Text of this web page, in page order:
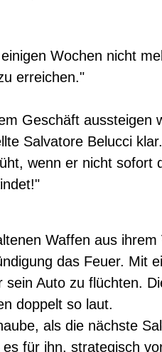
Wochen nicht
erreichen."
Geschäft aussteigen
Salvatore Belucci
wenn er nicht sofort
Waffen aus ihrem
das Feuer. Mit
Auto zu flüchten.
doppelt so laut.
als die nächste
für ihn, strategisch